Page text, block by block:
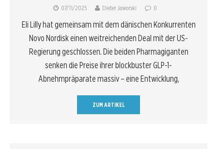
07/11/2025 Dieter Jaworski 0
Eli Lilly hat gemeinsam mit dem dänischen Konkurrenten
Novo Nordisk einen weitreichenden Deal mit der US-
Regierung geschlossen. Die beiden Pharmagiganten
senken die Preise ihrer blockbuster GLP-1-
Abnehmpräparate massiv – eine Entwicklung,
ZUM ARTIKEL